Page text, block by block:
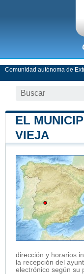
Comunidad autónoma de
EL
VIEJA
dirección y horarios
la recepción del
electrónico según su